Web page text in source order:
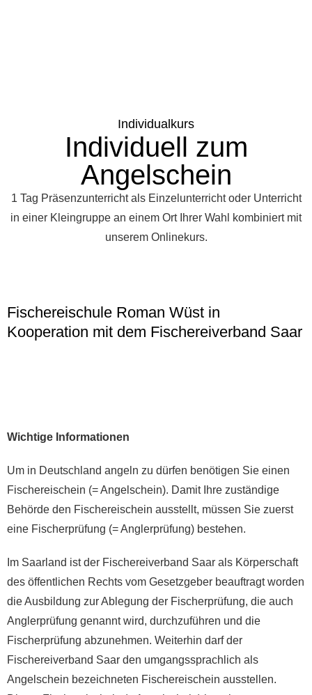
Individualkurs
Individuell zum
Angelschein
1 Tag Präsenzunterricht als Einzelunterricht oder Unterricht
in einer Kleingruppe an einem Ort Ihrer Wahl kombiniert mit
unserem Onlinekurs.
Fischereischule Roman Wüst in
Kooperation mit dem Fischereiverband Saar
Wichtige Informationen
Um in Deutschland angeln zu dürfen benötigen Sie einen
Fischereischein (= Angelschein). Damit Ihre zuständige
Behörde den Fischereischein ausstellt, müssen Sie zuerst
eine Fischerprüfung (= Anglerprüfung) bestehen.
Im Saarland ist der Fischereiverband Saar als Körperschaft
des öffentlichen Rechts vom Gesetzgeber beauftragt worden
die Ausbildung zur Ablegung der Fischerprüfung, die auch
Anglerprüfung genannt wird, durchzuführen und die
Fischerprüfung abzunehmen. Weiterhin darf der
Fischereiverband Saar den umgangssprachlich als
Angelschein bezeichneten Fischereischein ausstellen.